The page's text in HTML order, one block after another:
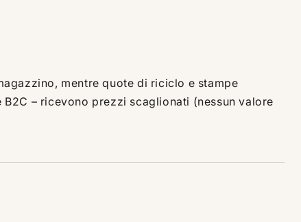
mentre quote di riciclo e stampe
– ricevono prezzi scaglionati (nessun valore